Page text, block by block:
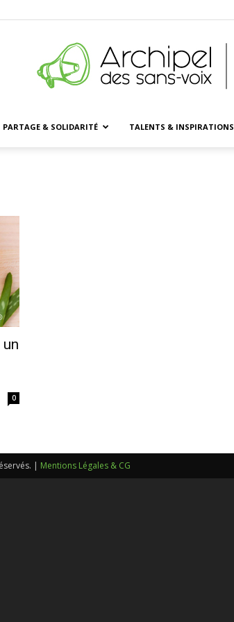
PARTAGE & SOLIDARITÉ TALENTS & INSPIRATIONS
0
| Mentions Légales & CG